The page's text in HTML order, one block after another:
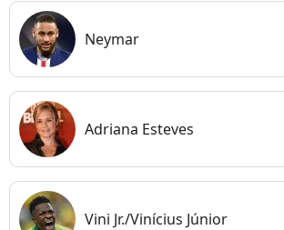
Neymar
Adriana Esteves
Vini Jr./Vinícius Júnior